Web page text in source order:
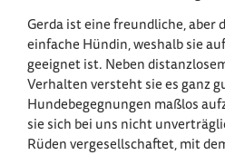
Gerda ist eine freundliche, aber
einfache Hündin, weshalb sie
geeignet ist. Neben
Verhalten versteht sie es ganz
Hundebegegnungen maßlos
sie sich bei uns nicht
Rüden vergesellschaftet, mit